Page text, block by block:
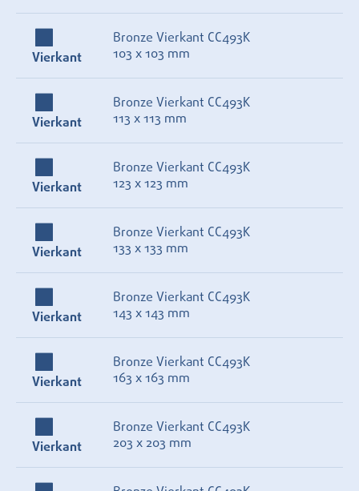
Vierkant
Bronze Vierkant CC493K
103 x 103 mm
Vierkant
Bronze Vierkant CC493K
113 x 113 mm
Vierkant
Bronze Vierkant CC493K
123 x 123 mm
Vierkant
Bronze Vierkant CC493K
133 x 133 mm
Vierkant
Bronze Vierkant CC493K
143 x 143 mm
Vierkant
Bronze Vierkant CC493K
163 x 163 mm
Vierkant
Bronze Vierkant CC493K
203 x 203 mm